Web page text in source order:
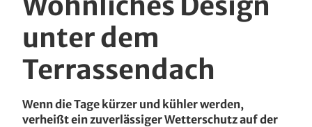
Unternehmen
unter dem
Terrassendach
Wenn die Tage kürzer und kühler werden,
verheißt ein zuverlässiger Wetterschutz auf der